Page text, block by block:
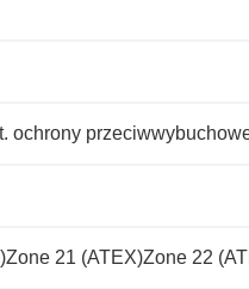
ochrony
21 (ATEX)Zone 22